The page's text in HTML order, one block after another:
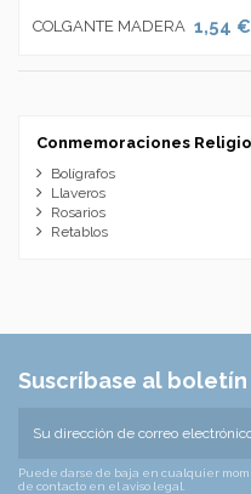
COLGANTE MADERA 1,54 €
Conmemoraciones
Bolígrafos
Llaveros
Rosarios
Retablos
Suscríbase al
Puede darse de baja en cualquier
de contacto en el aviso legal.